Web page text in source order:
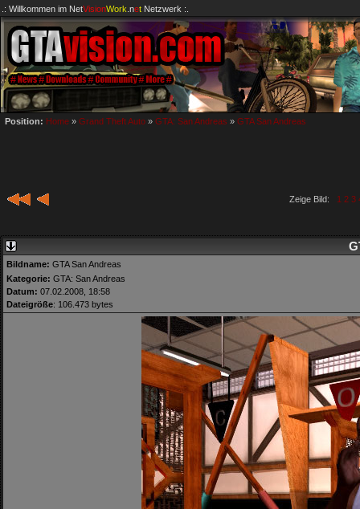
.: Willkommen im NetVisionWork .netNetzwerk :.
Position: Home » Grand Theft Auto » GTA: San Andreas » GTA San Andreas
Zeige Bild: 1 2 3
Bildname: GTA San Andreas
Kategorie: GTA: San Andreas
Datum: 07.02.2008, 18:58
Dateigröße: 106.473 bytes